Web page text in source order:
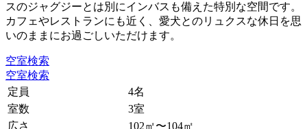
スのジャグジーとは別にインバスも備えた特別な空間です。
カフェやレストランにも近く、愛犬とのリュクスな休日を思
いのままにお過ごしいただけます。
空室検索
空室検索
定員
4名
室数
3室
広さ
102㎡〜104㎡